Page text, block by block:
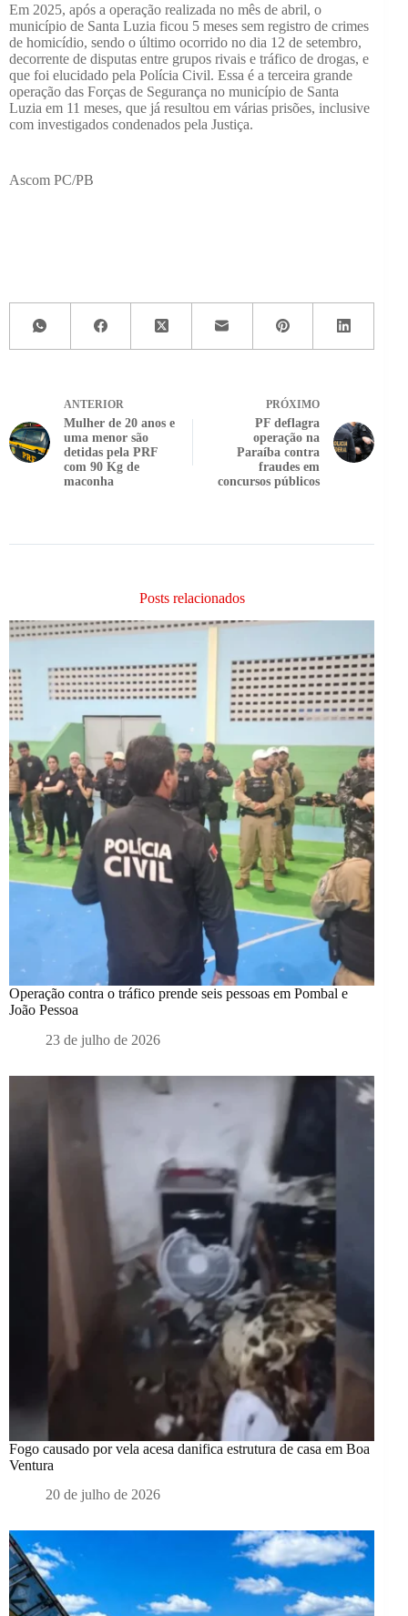
Em 2025, após a operação realizada no mês de abril, o
município de Santa Luzia ficou 5 meses sem registro de crimes
de homicídio, sendo o último ocorrido no dia 12 de setembro,
decorrente de disputas entre grupos rivais e tráfico de drogas, e
que foi elucidado pela Polícia Civil. Essa é a terceira grande
operação das Forças de Segurança no município de Santa
Luzia em 11 meses, que já resultou em várias prisões, inclusive
com investigados condenados pela Justiça.
Ascom PC/PB
ANTERIOR
Mulher de 20 anos e
uma menor são
detidas pela PRF
com 90 Kg de
maconha
PRÓXIMO
PF deflagra
operação na
Paraíba contra
fraudes em
concursos públicos
Posts relacionados
Operação contra o tráfico prende seis pessoas em Pombal e
João Pessoa
23 de julho de 2026
Fogo causado por vela acesa danifica estrutura de casa em Boa
Ventura
20 de julho de 2026